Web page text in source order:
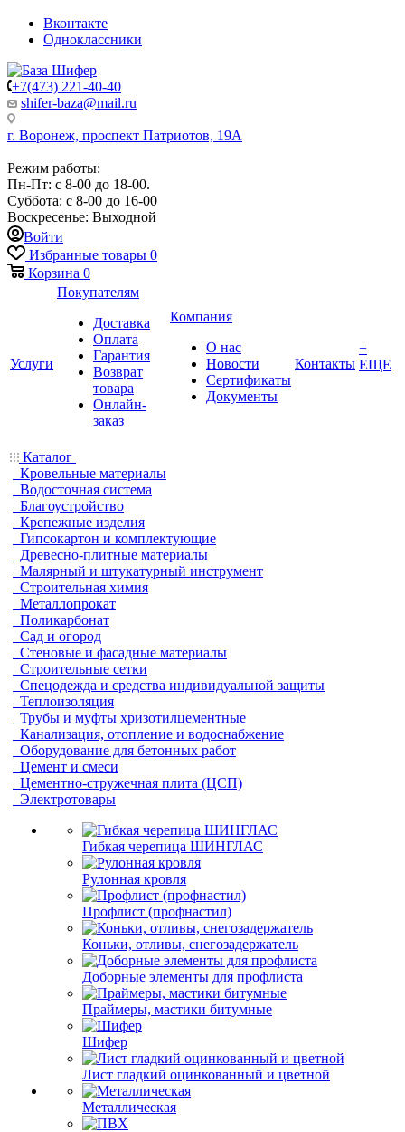
Вконтакте
Одноклассники
+7(473) 221-40-40
shifer-baza@mail.ru
г. Воронеж, проспект Патриотов, 19А
Режим работы:
Пн-Пт: с 8-00 до 18-00.
Суббота: с 8-00 до 16-00
Воскресенье: Выходной
Войти
Избранные товары 0
Корзина 0
Услуги
Покупателям
Доставка
Оплата
Гарантия
Возврат
товара
Онлайн-
заказ
Компания
О нас
Новости
Сертификаты
Документы
Контакты
+
ЕЩЕ
Каталог
Кровельные материалы
Водосточная система
Благоустройство
Крепежные изделия
Гипсокартон и комплектующие
Древесно-плитные материалы
Малярный и штукатурный инструмент
Строительная химия
Металлопрокат
Поликарбонат
Сад и огород
Стеновые и фасадные материалы
Строительные сетки
Спецодежда и средства индивидуальной защиты
Теплоизоляция
Трубы и муфты хризотилцементные
Канализация, отопление и водоснабжение
Оборудование для бетонных работ
Цемент и смеси
Цементно-стружечная плита (ЦСП)
Электротовары
Гибкая черепица ШИНГЛАС
Рулонная кровля
Профлист (профнастил)
Коньки, отливы, снегозадержатель
Доборные элементы для профлиста
Праймеры, мастики битумные
Шифер
Лист гладкий оцинкованный и цветной
Металлическая